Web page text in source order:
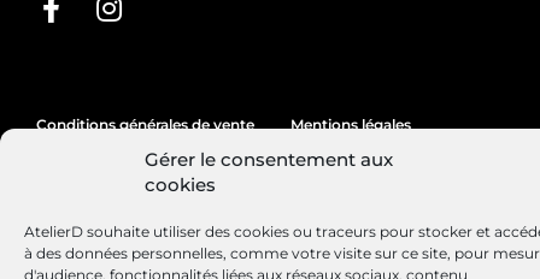
Gérer le consentement aux
cookies
AtelierD souhaite utiliser des cookies ou traceurs pour stocker et
à des données personnelles, comme votre visite sur ce site, pour
d'audience, fonctionnalités liées aux réseaux sociaux, contenu
Conditions générales de vente Mentions légales
Politique de cookies
Site réalisé par LézardsCréation